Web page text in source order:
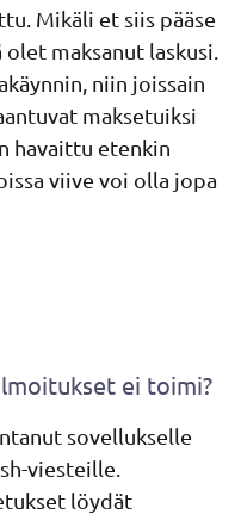
Mikäli et siis pääse
maksanut laskusi.
niin joissain
maksetuiksi
havaittu etenkin
viive voi olla jopa
ei toimi?
sovellukselle
viesteille.
löydät